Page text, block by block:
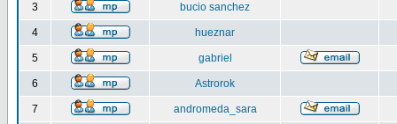
3 bucio sanchez
4 hueznar
5 gabriel
6 Astrorok
7 andromeda_sara